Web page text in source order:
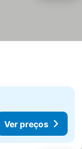
Ver preços